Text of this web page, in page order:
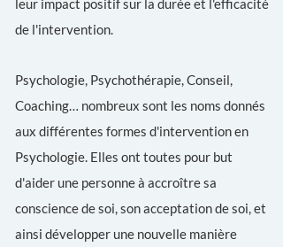
leur impact positif sur la durée et l'efficacité
de l'intervention.
Psychologie, Psychothérapie, Conseil,
Coaching… nombreux sont les noms donnés
aux différentes formes d'intervention en
Psychologie. Elles ont toutes pour but
d'aider une personne à accroître sa
conscience de soi, son acceptation de soi, et
ainsi développer une nouvelle manière